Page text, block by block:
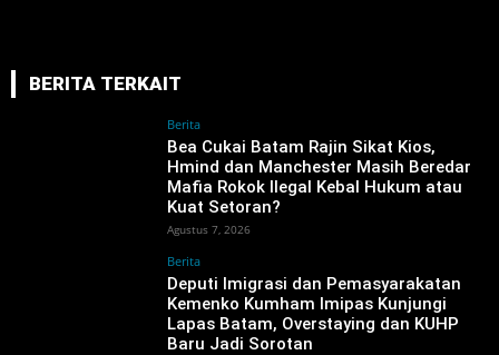
BERITA TERKAIT
Berita
‎Bea Cukai Batam Rajin Sikat Kios,
Hmind dan Manchester Masih Beredar
Mafia Rokok Ilegal Kebal Hukum atau
Kuat Setoran?
Agustus 7, 2026
Berita
‎Deputi Imigrasi dan Pemasyarakatan
Kemenko Kumham Imipas Kunjungi
Lapas Batam, Overstaying dan KUHP
Baru Jadi Sorotan